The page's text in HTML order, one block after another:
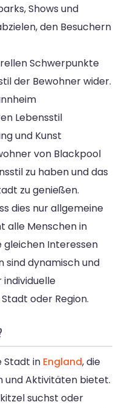
Shows und
den Besuchern
Schwerpunkte
der Bewohner wider.
Lebensstil
und Kunst
von Blackpool
zu haben und das
zu genießen.
dies nur allgemeine
alle Menschen in
gleichen Interessen
sind dynamisch und
oder Region.
Stadt in England, die
und Aktivitäten bietet.
suchst oder